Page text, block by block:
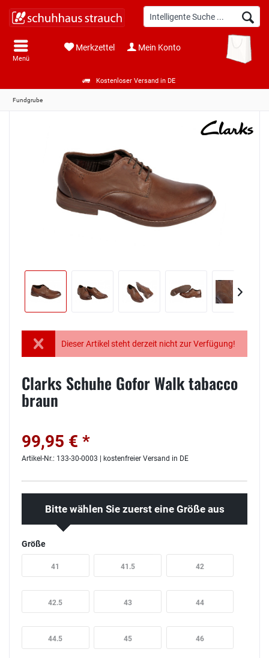
Kostenloser Versand in DE
Menü
Merkzettel Mein Konto
Fundgrube
Dieser Artikel steht derzeit nicht zur Verfügung!
Clarks Schuhe Gofor Walk tabacco
braun
99,95 € *
Artikel-Nr.: 133-30-0003 | kostenfreier Versand in DE
Bitte wählen Sie zuerst eine Größe aus
Größe
41 41.5 42
42.5 43 44
44.5 45 46